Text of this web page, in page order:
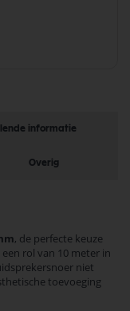
informatie
Overig
, de perfecte keuze
rol van 10 meter in
niet
toevoeging